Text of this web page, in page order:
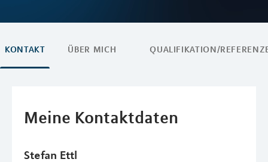
KONTAKT ÜBER MICH QUALIFIKATION/
Meine Kontaktdaten
Stefan Ettl